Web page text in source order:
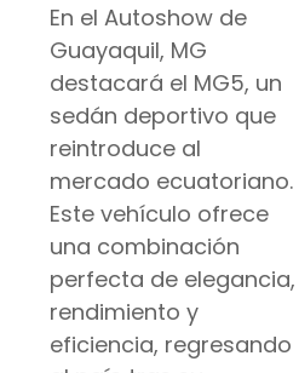
En el Autoshow de
Guayaquil, MG
destacará el MG5, un
sedán deportivo que
reintroduce al
mercado ecuatoriano.
Este vehículo ofrece
una combinación
perfecta de elegancia,
rendimiento y
eficiencia, regresando